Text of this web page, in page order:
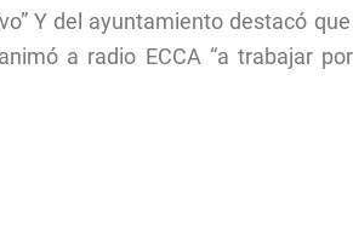
Y del ayuntamiento destacó
a radio ECCA “a trabajar